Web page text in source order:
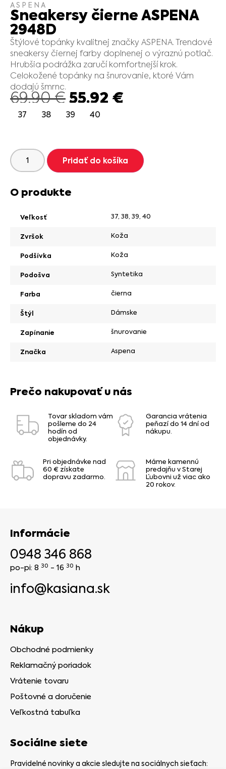
ASPENA
Sneakersy čierne ASPENA
2948D
Štýlové topánky kvalitnej značky ASPENA. Trendové
sneakersy čiernej farby doplnenej o výraznú potlač.
Hrubšia podrážka zaručí komfortnejší krok.
Celokožené topánky na šnurovanie, ktoré Vám
dodajú šmrnc.
69.90€55.92 €
37 38 39 40
Pridať do košíka
O produkte
Veľkosť 37, 38, 39, 40
Zvršok Koža
Podšívka Koža
Podošva Syntetika
Farba čierna
Štýl Dámske
Zapínanie šnurovanie
Značka Aspena
Prečo nakupovať u nás
Tovar skladom vám
pošleme do 24
hodín od
objednávky.
Garancia vrátenia
peňazí do 14 dní od
nákupu.
Pri objednávke nad
60 € získate
dopravu zadarmo.
Máme kamennú
predajňu v Starej
Ľubovni už viac ako
20 rokov.
Informácie
0948 346 868
po-pi: 8 30 - 16 30 h
info@kasiana.sk
Nákup
Obchodné podmienky
Reklamačný poriadok
Vrátenie tovaru
Poštovné a doručenie
Veľkostná tabuľka
Sociálne siete
Pravidelné novinky a akcie sledujte na sociálnych sieťach: